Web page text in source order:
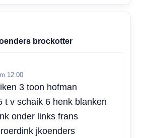
brockotter
12:00
3 toon hofman
t v schaik 6 henk blanken
onder links frans
jkoenders